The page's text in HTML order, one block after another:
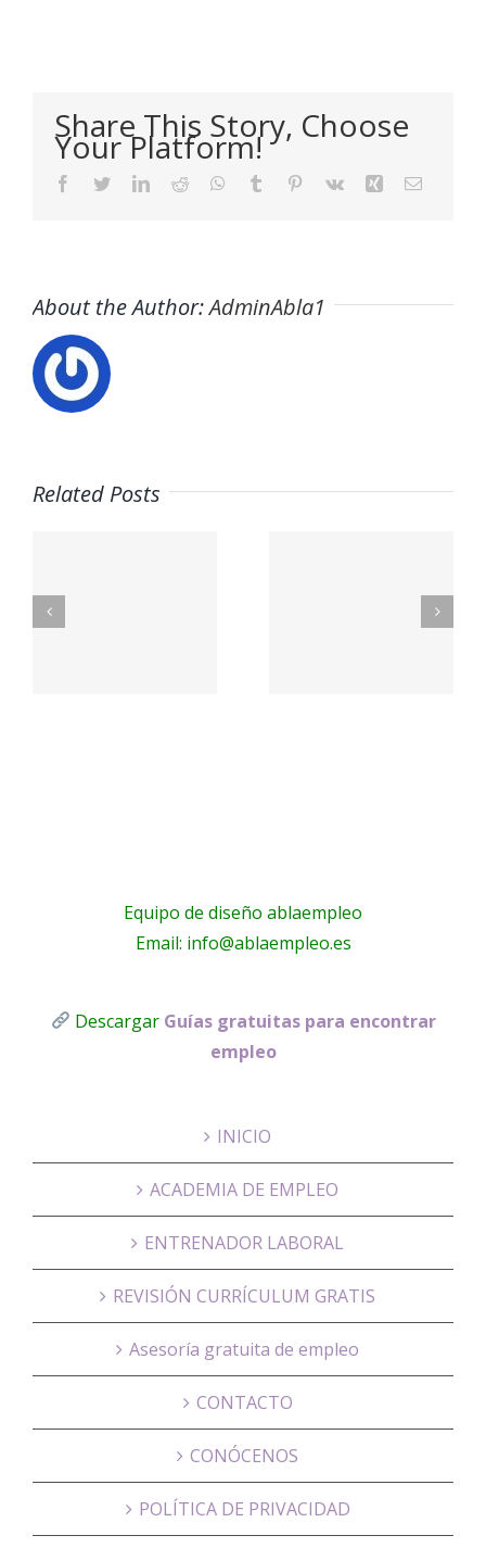
Share This Story, Choose
Your Platform!
Facebook
TwitterLinkedIn
Reddit WhatsApp
Tumblr Pinterest
Vk Xing Email
About the Author:AdminAbla1
Related Posts
con
nosotros
Equipo de diseño ablaempleo
Email: info@ablaempleo.es
Descargar Guías gratuitas para encontrar
empleo
INICIO
ACADEMIA DE EMPLEO
ENTRENADOR LABORAL
REVISIÓN CURRÍCULUM GRATIS
Asesoría gratuita de empleo
CONTACTO
CONÓCENOS
POLÍTICA DE PRIVACIDAD